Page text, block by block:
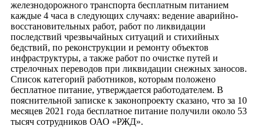
железнодорожного транспорта бесплатным питанием
каждые 4 часа в следующих случаях: ведение аварийно-
восстановительных работ, работ по ликвидации
последствий чрезвычайных ситуаций и стихийных
бедствий, по реконструкции и ремонту объектов
инфраструктуры, а также работ по очистке путей и
стрелочных переводов при ликвидации снежных заносов.
Список категорий работников, которым положено
бесплатное питание, утверждается работодателем. В
пояснительной записке к законопроекту сказано, что за 10
месяцев 2021 года бесплатное питание получили около 53
тысяч сотрудников ОАО «РЖД».